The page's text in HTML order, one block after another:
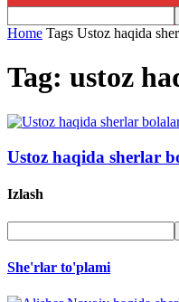
Home Tags Ustoz haqida
Tag: ustoz
Ustoz haqida sherlar
Izlash
She'rlar to'plami